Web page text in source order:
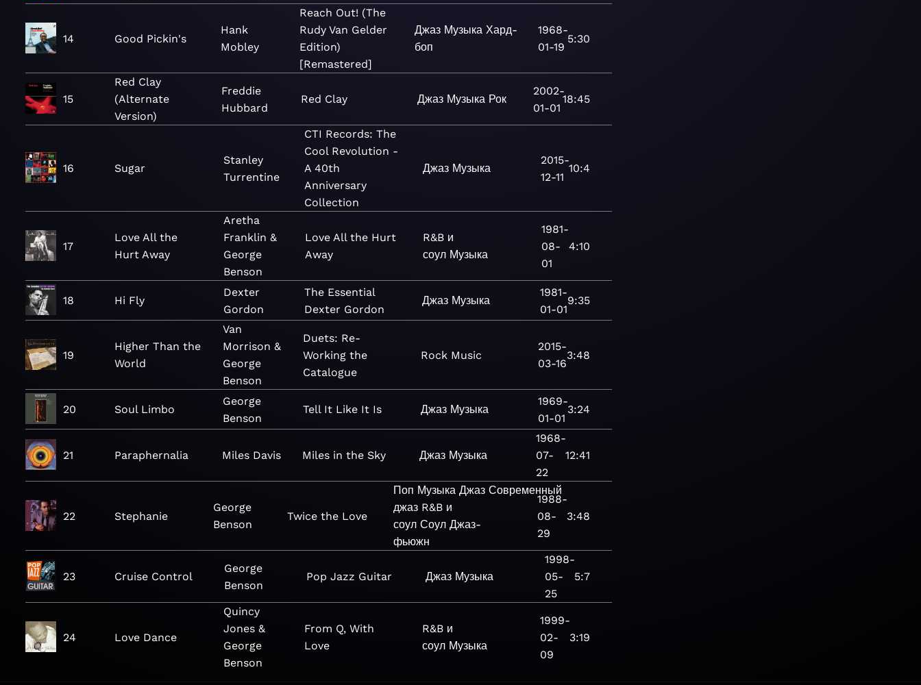
14 Good Pickin's
Hank
Mobley
Reach Out! (The
Rudy Van Gelder
Edition)
[Remastered]
Джаз Музыка Хард-
боп
1968-
01-19
5:30
15
Red Clay
(Alternate
Version)
Freddie
Hubbard
Red Clay Джаз Музыка Рок
2002-
01-01
18:45
16 Sugar
Stanley
Turrentine
CTI Records: The
Cool Revolution -
A 40th
Anniversary
Collection
Джаз Музыка
2015-
12-11
10:4
17
Love All the
Hurt Away
Aretha
Franklin &
George
Benson
Love All the Hurt
Away
R&B и
соул Музыка
1981-
08-
01
4:10
18 Hi Fly
Dexter
Gordon
The Essential
Dexter Gordon
Джаз Музыка
1981-
01-01
9:35
19
Higher Than the
World
Van
Morrison &
George
Benson
Duets: Re-
Working the
Catalogue
Rock Music
2015-
03-16
3:48
20 Soul Limbo
George
Benson
Tell It Like It Is Джаз Музыка
1969-
01-01
3:24
21 Paraphernalia Miles Davis Miles in the Sky Джаз Музыка
1968-
07-
22
12:41
22 Stephanie
George
Benson
Twice the Love
Поп Музыка Джаз Современный
джаз R&B и
соул Соул Джаз-
фьюжн
1988-
08-
29
3:48
23 Cruise Control
George
Benson
Pop Jazz Guitar Джаз Музыка
1998-
05-
25
5:7
24 Love Dance
Quincy
Jones &
George
Benson
From Q, With
Love
R&B и
соул Музыка
1999-
02-
09
3:19